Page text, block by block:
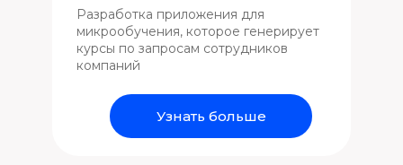
Разработка приложения для
микрообучения, которое генерирует
курсы по запросам сотрудников
компаний
Узнать больше